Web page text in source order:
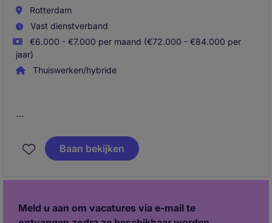
Rotterdam
Vast dienstverband
€6.000 - €7.000 per maand (€72.000 - €84.000 per
jaar)
Thuiswerken/hybride
verantwoordelijk voor de volledige financiële
administratie van meerdere nationale en
begrotingen, terwijl je financiële processen
Baan bekijken
Meld u aan om vacatures via e-mail te